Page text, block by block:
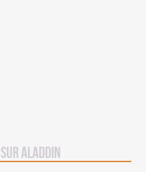
sur Aladdin